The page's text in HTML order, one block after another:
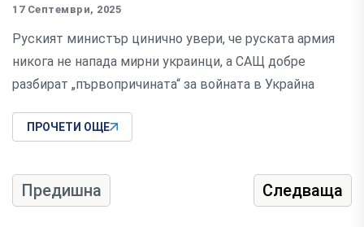
17 Септември, 2025
Руският министър цинично увери, че руската армия
никога не напада мирни украинци, а САЩ добре
разбират „първопричината“ за войната в Украйна
ПРОЧЕТИ ОЩЕ
Предишна Следваща